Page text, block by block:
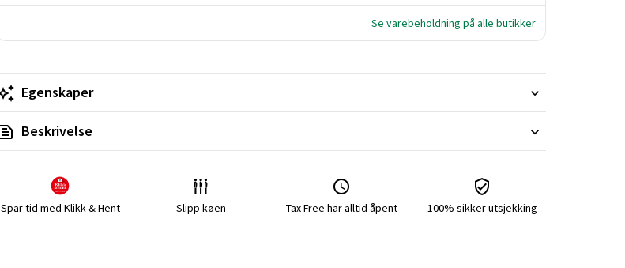
Se varebeholdning på alle butikker
Egenskaper
Beskrivelse
Spar tid med Klikk & Hent Slipp køen Tax Free har alltid åpent 100% sikker utsjekking